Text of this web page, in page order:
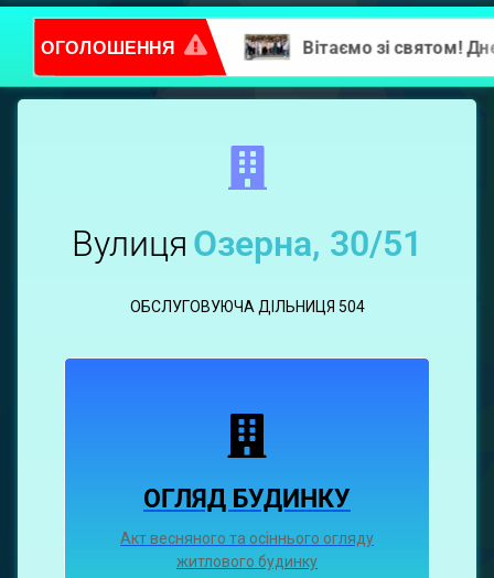
ОГОЛОШЕННЯ
Вулиця Озерна, 30/51
ОБСЛУГОВУЮЧА ДІЛЬНИЦЯ 504
ОГЛЯД БУДИНКУ
Акт весняного та осіннього огляду
житлового будинку